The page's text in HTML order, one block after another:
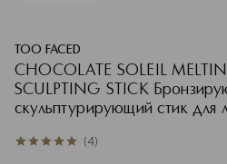
TOO FACED
CHOCOLATE SOLEIL
SCULPTING STICK
скульптурирующий стик для
5из 54 (4)